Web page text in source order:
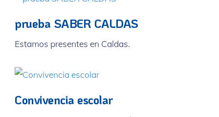
prueba SABER CALDAS
Estamos presentes en Caldas.
Convivencia escolar